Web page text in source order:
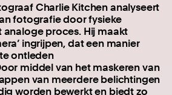
Charlie Kitchen analyseert
fotografie door fysieke
proces. Hij maakt
ingrijpen, dat een manier
ontleden
middel van het maskeren van
van meerdere belichtingen
worden bewerkt en biedt zo